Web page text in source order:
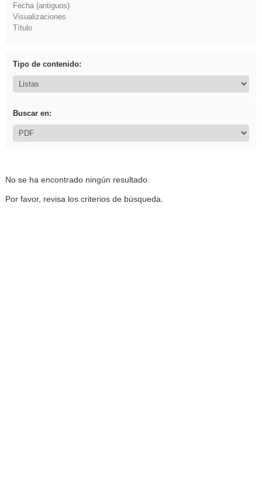
Fecha (antiguos)
Visualizaciones
Título
Tipo de contenido:
Buscar en:
No se ha encontrado ningún resultado.
Por favor, revisa los criterios de búsqueda.